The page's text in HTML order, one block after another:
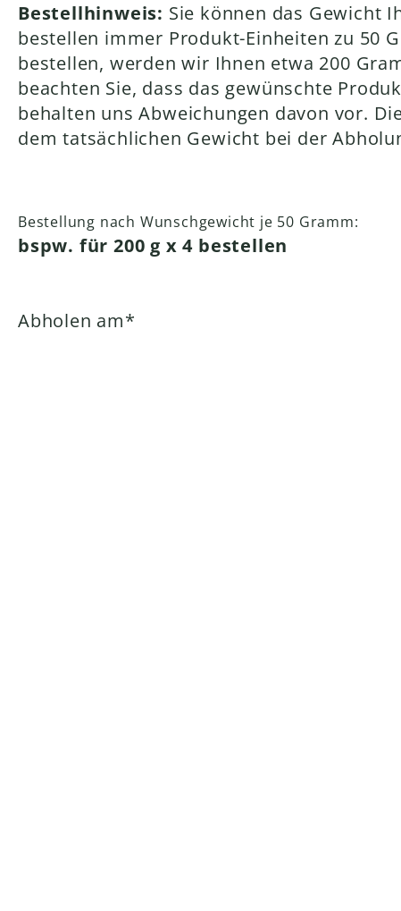
Bestellhinweis: Sie können das Gewicht
bestellen immer Produkt-Einheiten zu 50
bestellen, werden wir Ihnen etwa 200
beachten Sie, dass das gewünschte
behalten uns Abweichungen davon vor.
dem tatsächlichen Gewicht bei der
Bestellung nach Wunschgewicht je 50 Gramm:
bspw. für 200 g x 4 bestellen
Pflichtfeld
Abholen am*